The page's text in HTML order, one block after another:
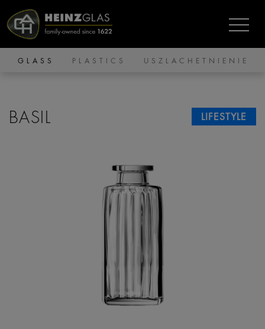
GLASS PLASTICS USZLACHETNIENIE
LIFESTYLE
BASIL